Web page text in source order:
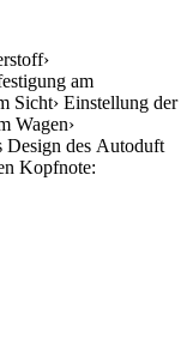
am
Sicht› Einstellung der
Wagen›
Design des Autoduft
Kopfnote: